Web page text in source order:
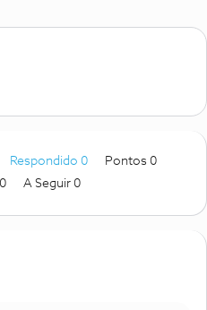
Respondido 0
Pontos 0
0 A Seguir 0